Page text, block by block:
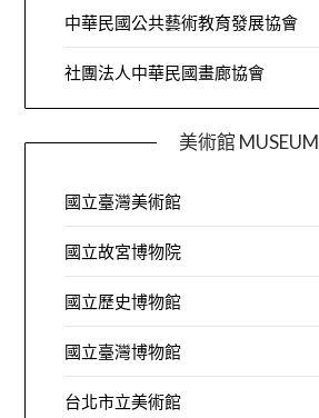
中華民國公共藝術教育發展協會
社團法人中華民國畫廊協會
美術館 MUSEUM
國立臺灣美術館
國立故宮博物院
國立歷史博物館
國立臺灣博物館
台北市立美術館